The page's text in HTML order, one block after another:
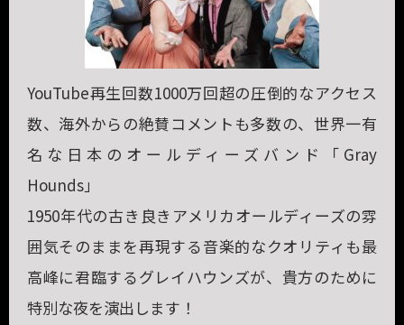
YouTube再生回数1000万回超の圧倒的なアクセス
数、海外からの絶賛コメントも多数の、世界一有
名な日本のオールディーズバンド「Gray
Hounds」
1950年代の古き良きアメリカオールディーズの雰
囲気そのままを再現する音楽的なクオリティも最
高峰に君臨するグレイハウンズが、貴方のために
特別な夜を演出します！